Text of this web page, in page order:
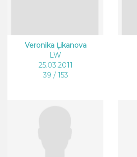
Veronika Ļikanova
LW
25.03.2011
39 / 153